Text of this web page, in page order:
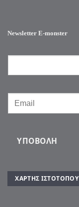
Newsletter E-monster
ΥΠΟΒΟΛΉ
ΧΆΡΤΗΣ ΙΣΤΌΤΟΠΟΥ